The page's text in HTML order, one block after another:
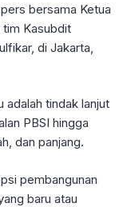
bersama Ketua
tim Kasubdit
di Jakarta,
adalah tindak lanjut
PBSI hingga
dan panjang.
pembangunan
baru atau